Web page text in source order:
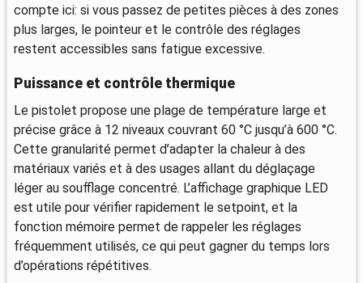
compte ici: si vous passez de petites pièces à des zones
plus larges, le pointeur et le contrôle des réglages
restent accessibles sans fatigue excessive.
Puissance et contrôle thermique
Le pistolet propose une plage de température large et
précise grâce à 12 niveaux couvrant 60 °C jusqu’à 600 °C.
Cette granularité permet d’adapter la chaleur à des
matériaux variés et à des usages allant du déglaçage
léger au soufflage concentré. L’affichage graphique LED
est utile pour vérifier rapidement le setpoint, et la
fonction mémoire permet de rappeler les réglages
fréquemment utilisés, ce qui peut gagner du temps lors
d’opérations répétitives.